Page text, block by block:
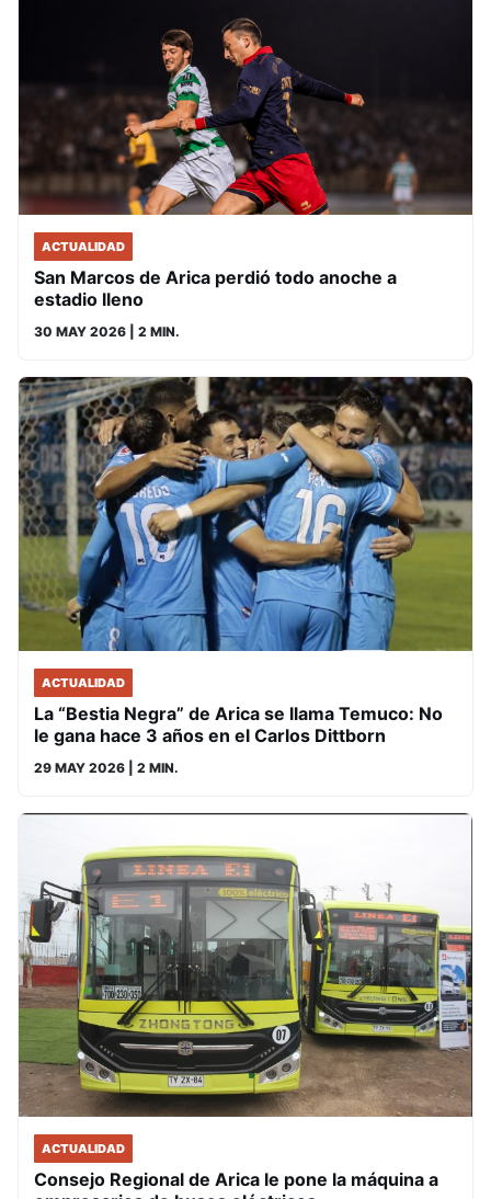
ACTUALIDAD
San Marcos de Arica perdió todo anoche a
estadio lleno
30 MAY 2026 | 2 MIN.
ACTUALIDAD
La “Bestia Negra” de Arica se llama Temuco: No
le gana hace 3 años en el Carlos Dittborn
29 MAY 2026 | 2 MIN.
ACTUALIDAD
Consejo Regional de Arica le pone la máquina a